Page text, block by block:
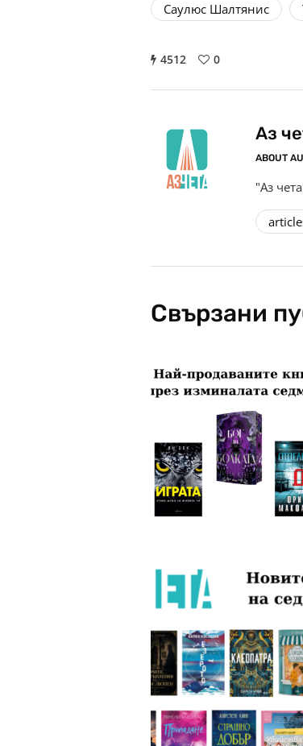
Саулюс Шалтянис
4512 0
Аз
ABOUT
"Аз
Свързани